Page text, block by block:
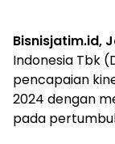
Bisnisjatim.id,
Indonesia Tbk
pencapaian
2024 dengan
pada